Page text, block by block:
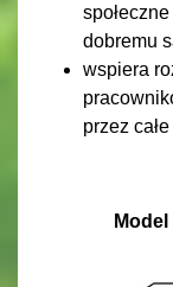
dobremu
wspiera
przez